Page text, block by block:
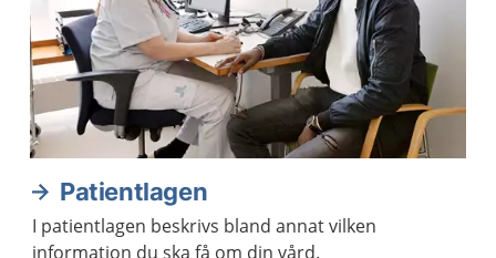
Patientlagen
I patientlagen beskrivs bland annat vilken
information du ska få om din vård.